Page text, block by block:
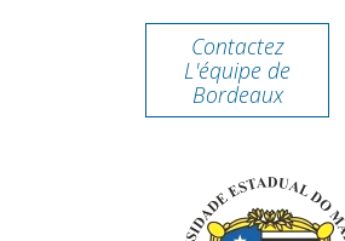
Contactez
L'équipe de
Bordeaux